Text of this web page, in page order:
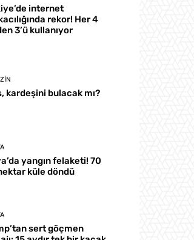
internet
rekor! Her 4
3’ü kullanıyor
kardeşini bulacak mı?
yangın felaketi! 70
küle döndü
sert göçmen